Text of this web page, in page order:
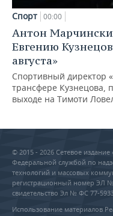
Спорт 00:00
Антон
Евгению
августа»
Спортивный директор
трансфере Кузнецова,
выходе на Тимоти
© 2015 - 2026 Сетевое
Федеральной службой по
технологий и массовых
регистрационный номер ЭЛ №
свидетельство Эл № ФС 77-
Использование материалов